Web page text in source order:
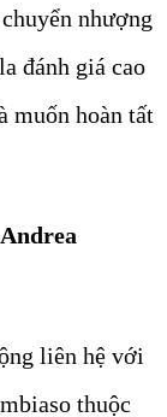
nhượng
đánh giá cao
muốn hoàn tất
liên hệ với
thuộc